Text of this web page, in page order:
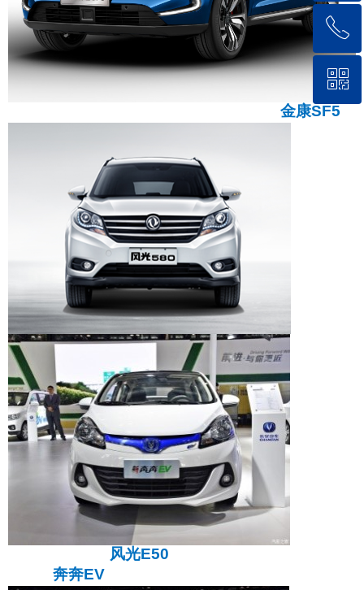
金康SF5
风光E50
奔奔EV
回到顶部
ꂅ
023-61210680
ꀥ